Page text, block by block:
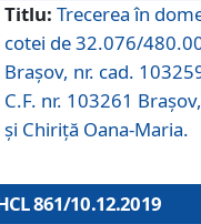
Titlu: Trecerea în
cotei de 32.076/
Brașov, nr. cad.
C.F. nr. 103261
și Chiriță Oana-Maria.
861/10.12.2019